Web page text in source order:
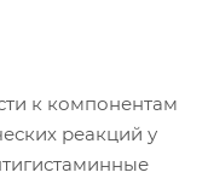
к компонентам
реакций у